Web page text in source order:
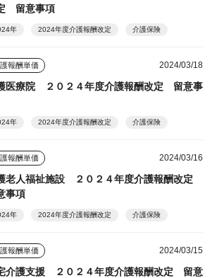
留意事項
年 2024年度介護報酬改定 介護保険
報酬単価 2024/03/18
医療院 ２０２４年度介護報酬改定 留意事
年 2024年度介護報酬改定 介護保険
報酬単価 2024/03/16
老人福祉施設 ２０２４年度介護報酬改定
事項
年 2024年度介護報酬改定 介護保険
報酬単価 2024/03/15
介護支援 ２０２４年度介護報酬改定 留意